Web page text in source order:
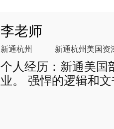
李老师
新通杭州 新通杭州美国资
个人经历：新通美国
业。 强悍的逻辑和